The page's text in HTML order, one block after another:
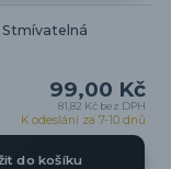
Stmívatelná
99,00 Kč
81,82 Kč bez DPH
K odeslání za 7-10 dnů
do košíku